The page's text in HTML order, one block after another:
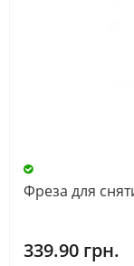
Фреза для
339.90 грн.